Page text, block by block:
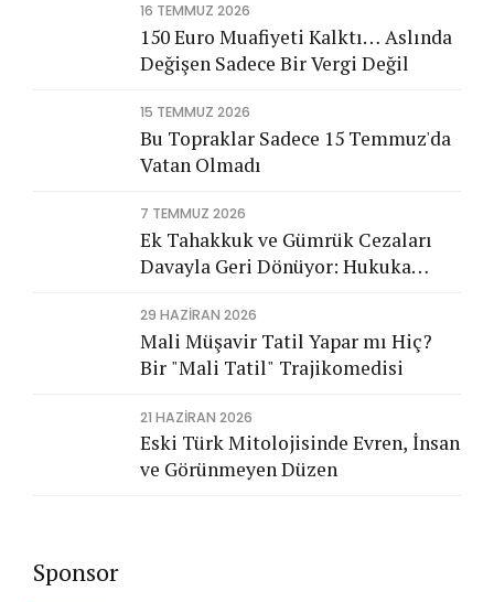
Bekliyor?
16 TEMMUZ 2026
150 Euro Muafiyeti Kalktı… Aslında
Değişen Sadece Bir Vergi Değil
15 TEMMUZ 2026
Bu Topraklar Sadece 15 Temmuz'da
Vatan Olmadı
7 TEMMUZ 2026
Ek Tahakkuk ve Gümrük Cezaları
Davayla Geri Dönüyor: Hukuka
Görünmeyen Maliyeti
29 HAZIRAN 2026
Mali Müşavir Tatil Yapar mı Hiç?
Bir "Mali Tatil" Trajikomedisi
21 HAZIRAN 2026
Eski Türk Mitolojisinde Evren, İnsan
ve Görünmeyen Düzen
Sponsor